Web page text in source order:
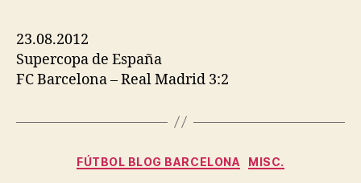
23.08.2012
Supercopa de España
FC Barcelona – Real Madrid 3:2
Kategorien
FÚTBOL BLOG BARCELONA MISC.